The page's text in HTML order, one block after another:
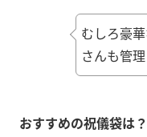
むしろ豪
さんも管
おすすめの祝儀袋は？